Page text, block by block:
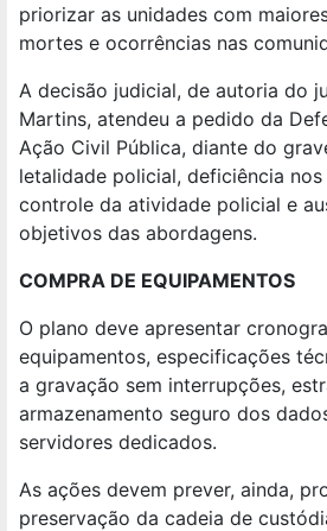
priorizar as unidades com
mortes e ocorrências nas
A decisão judicial, de autoria do
Martins, atendeu a pedido da
Ação Civil Pública, diante do
letalidade policial, deficiência
controle da atividade policial e
objetivos das abordagens.
COMPRA DE EQUIPAMENTOS
O plano deve apresentar
equipamentos, especificações
a gravação sem interrupções,
armazenamento seguro dos
servidores dedicados.
As ações devem prever, ainda,
preservação da cadeia de